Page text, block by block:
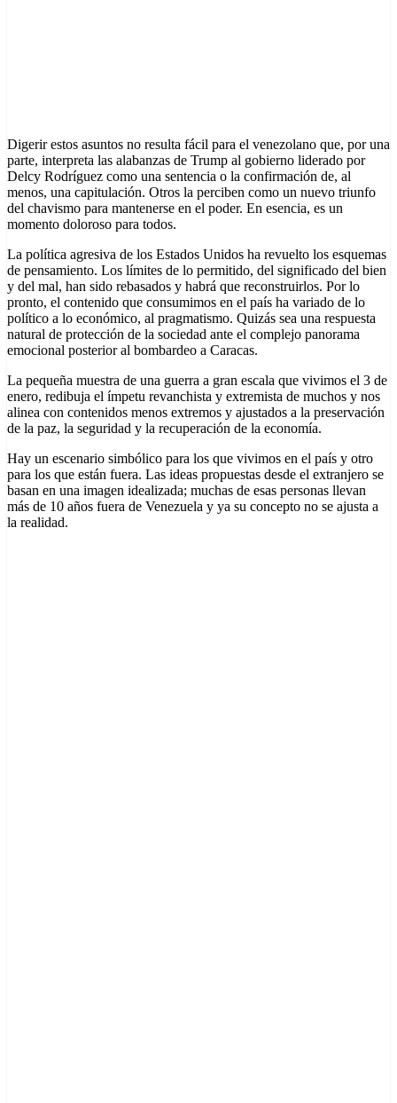
Digerir estos asuntos no resulta fácil para el venezolano que, por una
parte, interpreta las alabanzas de Trump al gobierno liderado por
Delcy Rodríguez como una sentencia o la confirmación de, al
menos, una capitulación. Otros la perciben como un nuevo triunfo
del chavismo para mantenerse en el poder. En esencia, es un
momento doloroso para todos.
La política agresiva de los Estados Unidos ha revuelto los esquemas
de pensamiento. Los límites de lo permitido, del significado del bien
y del mal, han sido rebasados y habrá que reconstruirlos. Por lo
pronto, el contenido que consumimos en el país ha variado de lo
político a lo económico, al pragmatismo. Quizás sea una respuesta
natural de protección de la sociedad ante el complejo panorama
emocional posterior al bombardeo a Caracas.
La pequeña muestra de una guerra a gran escala que vivimos el 3 de
enero, redibuja el ímpetu revanchista y extremista de muchos y nos
alinea con contenidos menos extremos y ajustados a la preservación
de la paz, la seguridad y la recuperación de la economía.
Hay un escenario simbólico para los que vivimos en el país y otro
para los que están fuera. Las ideas propuestas desde el extranjero se
basan en una imagen idealizada; muchas de esas personas llevan
más de 10 años fuera de Venezuela y ya su concepto no se ajusta a
la realidad.